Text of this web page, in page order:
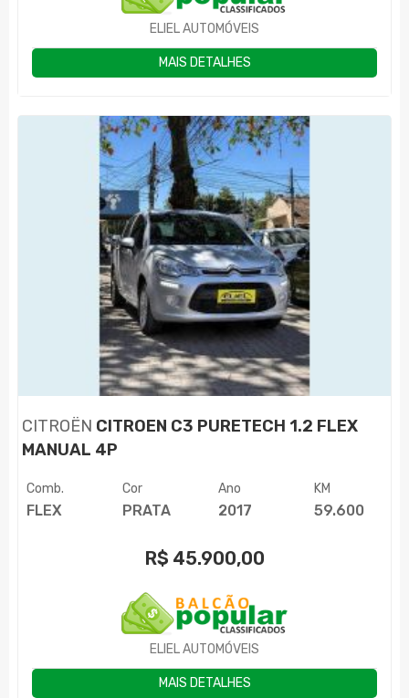
ELIEL AUTOMÓVEIS
MAIS DETALHES
CITROËN CITROEN C3 PURETECH 1.2 FLEX
MANUAL 4P
Comb.
FLEX
Cor
PRATA
Ano
2017
KM
59.600
R$ 45.900,00
ELIEL AUTOMÓVEIS
MAIS DETALHES